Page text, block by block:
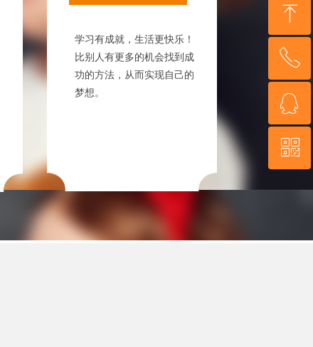
学习有成就，生活更快乐！
比别人有更多的机会找到成
功的方法，从而实现自己的
梦想。
ꁸ
回到顶部
ꂅ
17365128389
ꁗ
QQ客服
ꀥ
微信二维码